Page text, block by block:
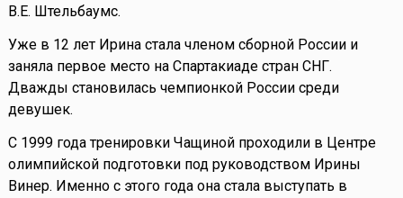
В.Е. Штельбаумс.
Уже в 12 лет Ирина стала членом сборной России и
заняла первое место на Спартакиаде стран СНГ.
Дважды становилась чемпионкой России среди
девушек.
С 1999 года тренировки Чащиной проходили в Центре
олимпийской подготовки под руководством Ирины
Винер. Именно с этого года она стала выступать в